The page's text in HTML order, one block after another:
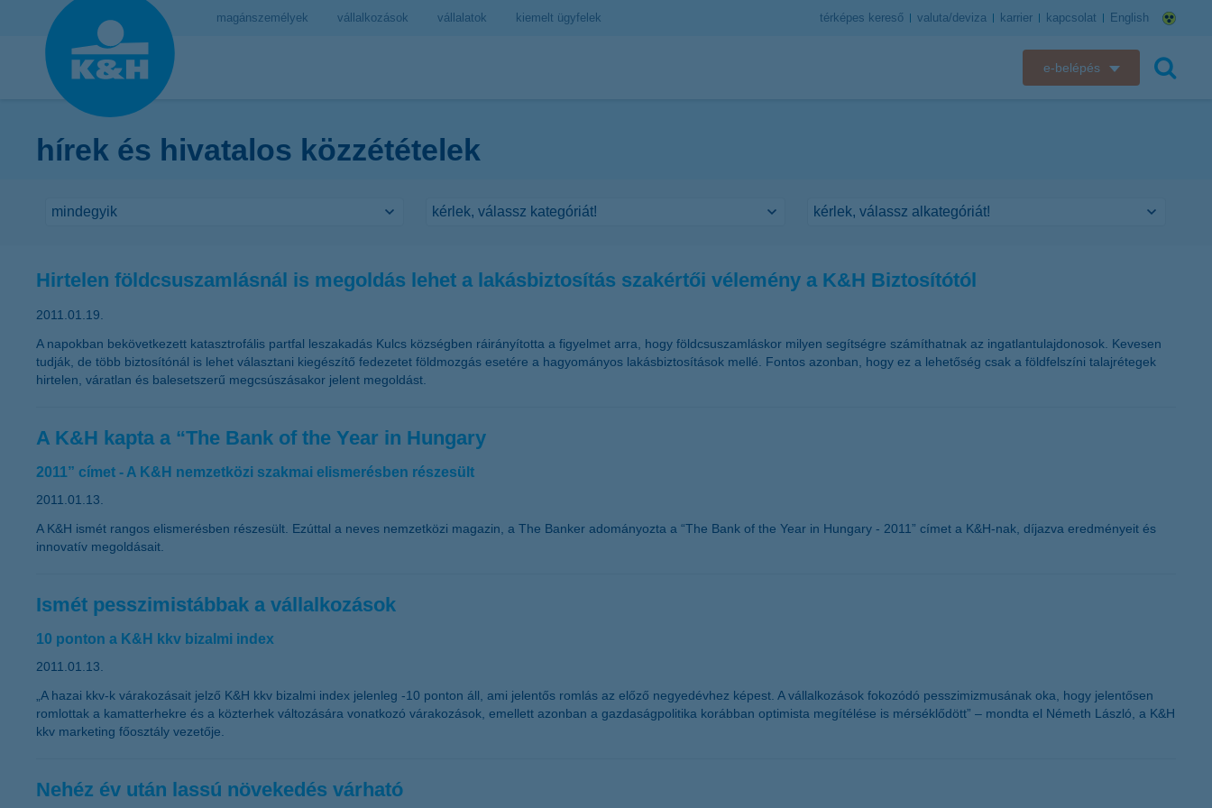
magánszemélyek vállalkozások vállalatok kiemelt ügyfelek térképes kereső valuta/deviza karrier kapcsolat English
e-belépés
hírek és hivatalos közzétételek
Hirtelen földcsuszamlásnál is megoldás lehet a lakásbiztosítás szakértői vélemény a K&H Biztosítótól
2011.01.19.
A napokban bekövetkezett katasztrofális partfal leszakadás Kulcs községben ráirányította a figyelmet arra, hogy földcsuszamláskor milyen segítségre számíthatnak az ingatlantulajdonosok. Kevesen
tudják, de több biztosítónál is lehet választani kiegészítő fedezetet földmozgás esetére a hagyományos lakásbiztosítások mellé. Fontos azonban, hogy ez a lehetőség csak a földfelszíni talajrétegek
hirtelen, váratlan és balesetszerű megcsúszásakor jelent megoldást.
A K&H kapta a “The Bank of the Year in Hungary
2011” címet - A K&H nemzetközi szakmai elismerésben részesült
2011.01.13.
A K&H ismét rangos elismerésben részesült. Ezúttal a neves nemzetközi magazin, a The Banker adományozta a “The Bank of the Year in Hungary - 2011” címet a K&H-nak, díjazva eredményeit és
innovatív megoldásait.
Ismét pesszimistábbak a vállalkozások
10 ponton a K&H kkv bizalmi index
2011.01.13.
„A hazai kkv-k várakozásait jelző K&H kkv bizalmi index jelenleg -10 ponton áll, ami jelentős romlás az előző negyedévhez képest. A vállalkozások fokozódó pesszimizmusának oka, hogy jelentősen
romlottak a kamatterhekre és a közterhek változására vonatkozó várakozások, emellett azonban a gazdaságpolitika korábban optimista megítélése is mérséklődött” – mondta el Németh László, a K&H
kkv marketing főosztály vezetője.
Nehéz év után lassú növekedés várható